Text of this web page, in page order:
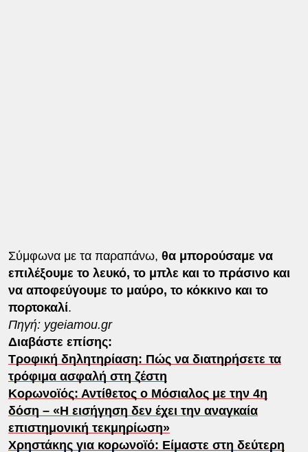
Σύμφωνα με τα παραπάνω, θα μπορούσαμε να
επιλέξουμε το λευκό, το μπλε και το πράσινο και
να αποφεύγουμε το μαύρο, το κόκκινο και το
πορτοκαλί.
Πηγή: ygeiamou.gr
Διαβάστε επίσης:
Τροφική δηλητηρίαση: Πώς να διατηρήσετε τα
τρόφιμα ασφαλή στη ζέστη
Κορωνοϊός: Αντίθετος ο Μόσιαλος με την 4η
δόση – «Η εισήγηση δεν έχει την αναγκαία
επιστημονική τεκμηρίωση»
Χρηστάκης για κορωνοϊό: Είμαστε στη δεύτερη